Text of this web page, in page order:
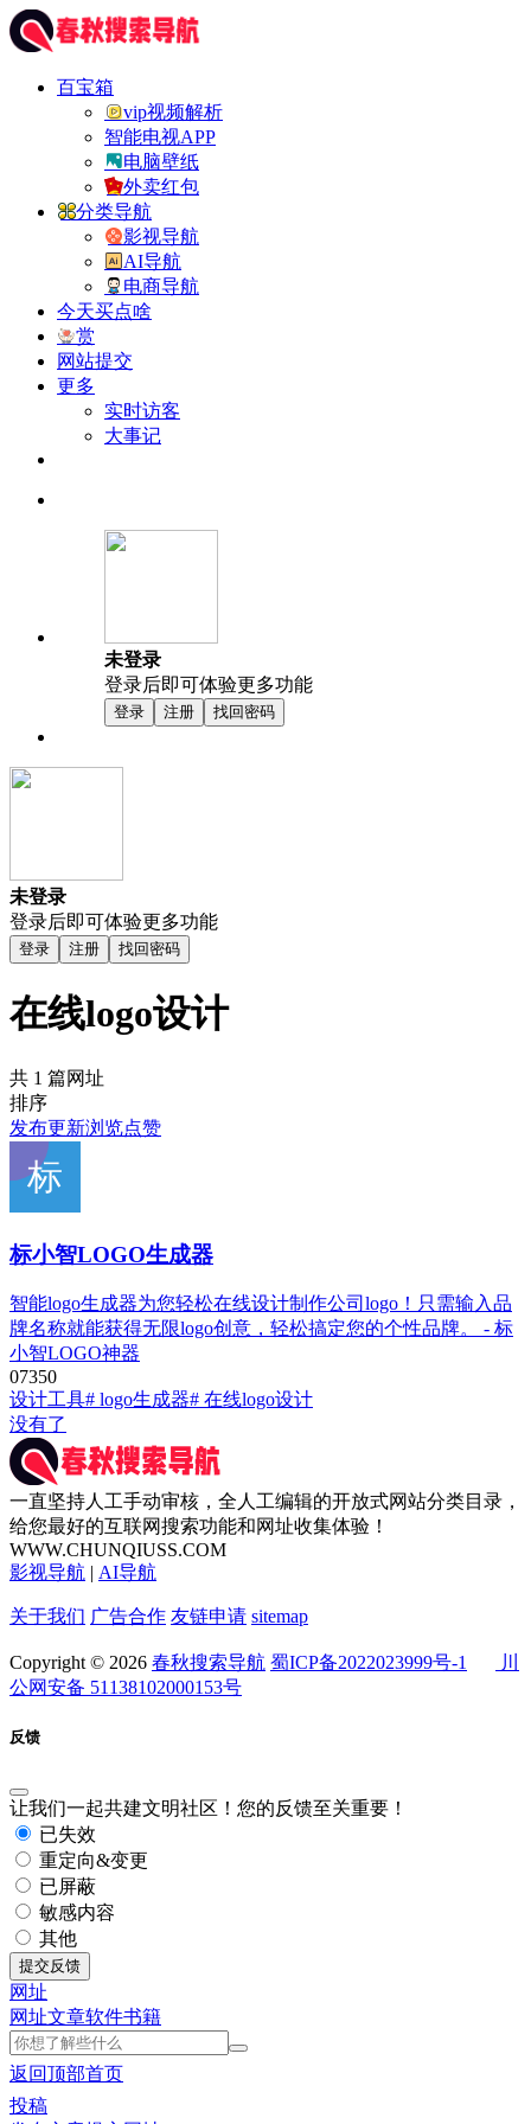
百宝箱
vip视频解析
智能电视APP
电脑壁纸
外卖红包
分类导航
影视导航
AI导航
电商导航
今天买点啥
赏
网站提交
更多
实时访客
大事记
未登录
登录后即可体验更多功能
登录 注册 找回密码
未登录
登录后即可体验更多功能
登录 注册 找回密码
在线logo设计
共 1 篇网址
排序
发布更新浏览点赞
标小智LOGO生成器
智能logo生成器为您轻松在线设计制作公司logo！只需输入品
牌名称就能获得无限logo创意，轻松搞定您的个性品牌。 - 标
小智LOGO神器
07350
设计工具# logo生成器# 在线logo设计
没有了
一直坚持人工手动审核，全人工编辑的开放式网站分类目录，
给您最好的互联网搜索功能和网址收集体验！
WWW.CHUNQIUSS.COM
影视导航 | AI导航
关于我们 广告合作 友链申请 sitemap
Copyright © 2026 春秋搜索导航 蜀ICP备2022023999号-1
川
公网安备 51138102000153号
反馈
让我们一起共建文明社区！您的反馈至关重要！
已失效
重定向&变更
已屏蔽
敏感内容
其他
提交反馈
网址
网址文章软件书籍
返回顶部首页
投稿